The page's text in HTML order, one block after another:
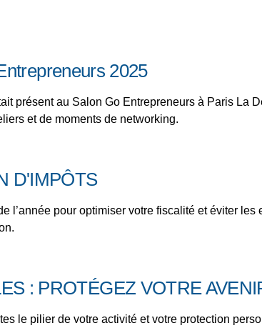
2025
présent au Salon Go Entrepreneurs à Paris La
et de moments de networking.
D'IMPÔTS
l’année pour optimiser votre fiscalité et éviter
: PROTÉGEZ VOTRE
le pilier de votre activité et votre protection